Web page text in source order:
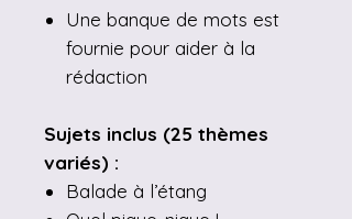
Une banque de mots est
fournie pour aider à la
rédaction
Sujets inclus (25 thèmes
variés) :
Balade à l’étang